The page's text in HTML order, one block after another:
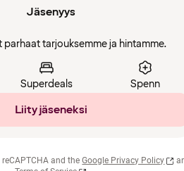
Jäsenyys
parhaat tarjouksemme ja hintamme.
Superdeals Spenn
Liity jäseneksi
and the Google Privacy Policy